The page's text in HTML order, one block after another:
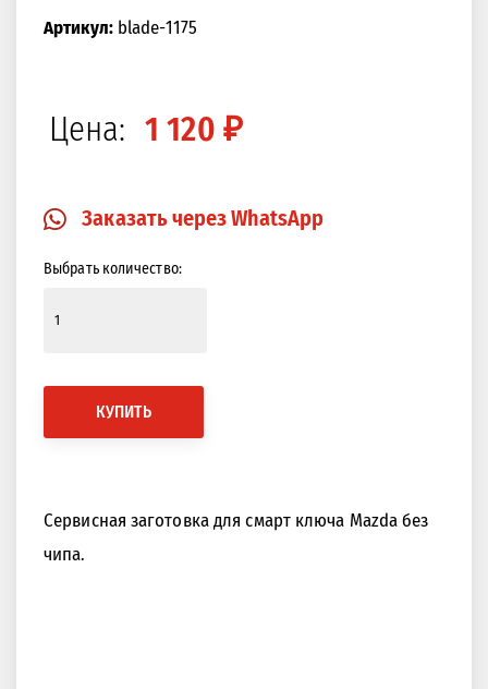
Артикул:blade-1175
Цена: 1 120 ₽
Заказать через WhatsApp
Выбрать количество:
КУПИТЬ
Сервисная заготовка для смарт ключа Mazda без
чипа.